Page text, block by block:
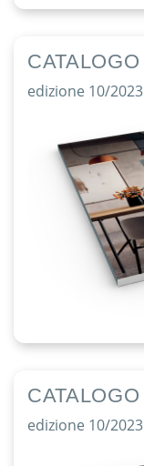
CATALOGO
edizione 10/2023
CATALOGO
edizione 10/2023